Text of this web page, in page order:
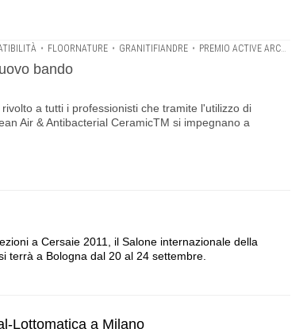
• FLOORNATURE • GRANITIFIANDRE • PREMIO ACTIVE ARCHITECTURE
bando
a tutti i professionisti che tramite l'utilizzo di
Air & Antibacterial CeramicTM si impegnano a
a Cersaie 2011, il Salone internazionale della
terrà a Bologna dal 20 al 24 settembre.
Lottomatica a Milano